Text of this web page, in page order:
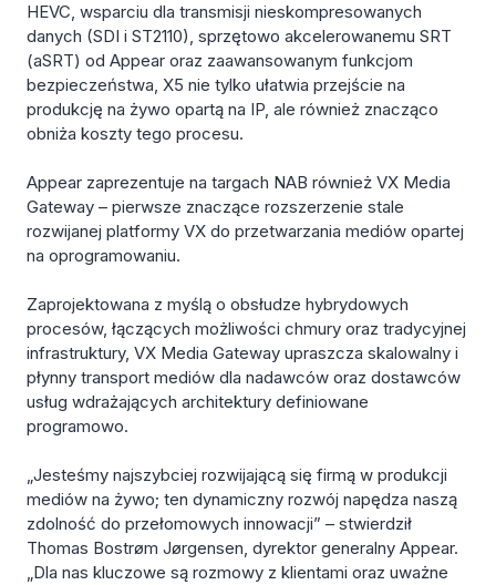
HEVC, wsparciu dla transmisji nieskompresowanych
danych (SDI i ST2110), sprzętowo akcelerowanemu SRT
(aSRT) od Appear oraz zaawansowanym funkcjom
bezpieczeństwa, X5 nie tylko ułatwia przejście na
produkcję na żywo opartą na IP, ale również znacząco
obniża koszty tego procesu.
Appear zaprezentuje na targach NAB również VX Media
Gateway – pierwsze znaczące rozszerzenie stale
rozwijanej platformy VX do przetwarzania mediów opartej
na oprogramowaniu.
Zaprojektowana z myślą o obsłudze hybrydowych
procesów, łączących możliwości chmury oraz tradycyjnej
infrastruktury, VX Media Gateway upraszcza skalowalny i
płynny transport mediów dla nadawców oraz dostawców
usług wdrażających architektury definiowane
programowo.
„Jesteśmy najszybciej rozwijającą się firmą w produkcji
mediów na żywo; ten dynamiczny rozwój napędza naszą
zdolność do przełomowych innowacji” – stwierdził
Thomas Bostrøm Jørgensen, dyrektor generalny Appear.
„Dla nas kluczowe są rozmowy z klientami oraz uważne